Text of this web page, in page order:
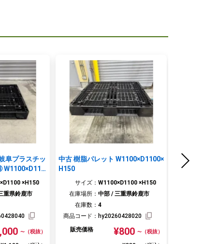
阜プラスチッ
×H150
重県鈴鹿市
〜 （税抜）
中古 樹脂パレット W1100×D1100×
H150
サイズ： W1100×D1100 ×H150
在庫場所： 中部 / 三重県鈴鹿市
在庫数： 4
商品コード： hy20260428020
販売価格
¥800 〜 （税抜）
中古 樹
ク